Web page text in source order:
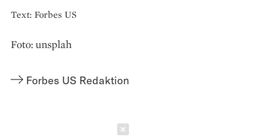
Text: Forbes US
Foto: unsplah
Forbes US Redaktion